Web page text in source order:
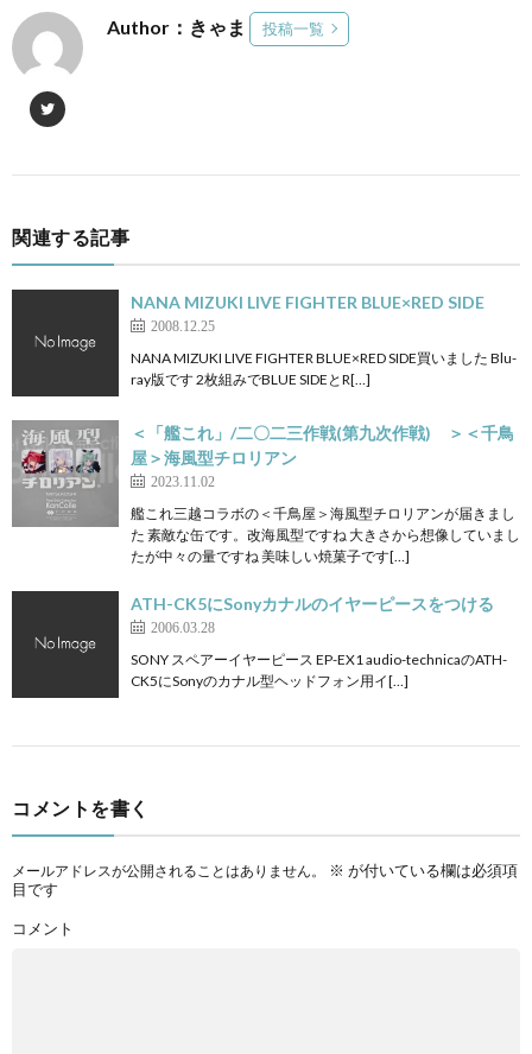
Author：きゃま 投稿一覧
関連する記事
NANA MIZUKI LIVE FIGHTER BLUE×RED SIDE
2008.12.25
NANA MIZUKI LIVE FIGHTER BLUE×RED SIDE買いました Blu-
ray版です 2枚組みでBLUE SIDEとR[…]
＜「艦これ」/二〇二三作戦(第九次作戦) ＞＜千鳥
屋＞海風型チロリアン
2023.11.02
艦これ三越コラボの＜千鳥屋＞海風型チロリアンが届きまし
た 素敵な缶です。改海風型ですね 大きさから想像していまし
たが中々の量ですね 美味しい焼菓子です[…]
ATH-CK5にSonyカナルのイヤーピースをつける
2006.03.28
SONY スペアーイヤーピース EP-EX1 audio-technicaのATH-
CK5にSonyのカナル型ヘッドフォン用イ[…]
コメントを書く
メールアドレスが公開されることはありません。 ※ が付いている欄は必須項
目です
コメント